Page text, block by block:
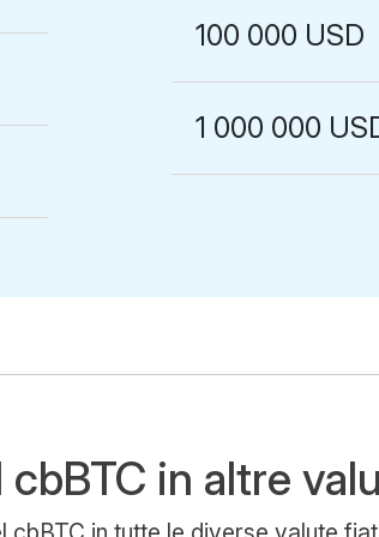
100 000 USD
1 000 000
cbBTC in altre